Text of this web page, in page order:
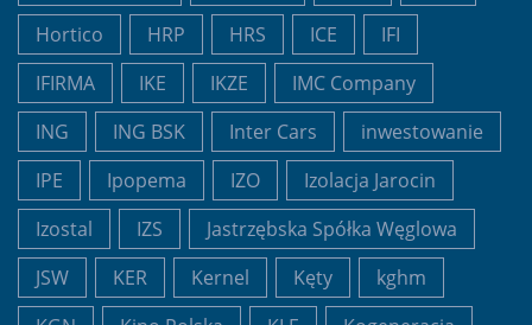
Hortico
HRP HRS ICE
IFI
IFIRMA
IKE IKZE
IMC Company
ING
ING BSK Inter Cars
inwestowanie
IPE
Ipopema IZO
Izolacja Jarocin
Izostal
IZS
Jastrzębska Spółka Węglowa
JSW
KER Kernel Kęty
kghm